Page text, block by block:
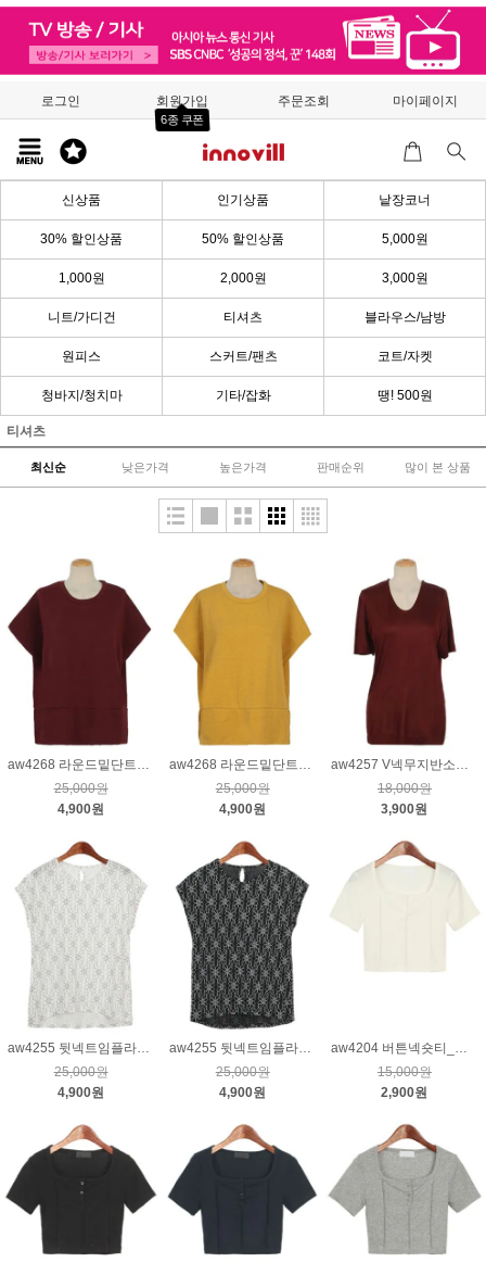
로그인 회원가입
6종 쿠폰
주문조회 마이페이지
신상품 인기상품 낱장코너
30% 할인상품 50% 할인상품 5,000원
1,000원 2,000원 3,000원
니트/가디건 티셔츠 블라우스/남방
원피스 스커트/팬츠 코트/자켓
청바지/청치마 기타/잡화 땡! 500원
티셔츠
최신순 낮은가격 높은가격 판매순위 많이 본 상품
aw4268 라운드밑단트임오버핏티_와인
25,000원
4,900원
aw4268 라운드밑단트임오버핏티_겨자
25,000원
4,900원
aw4257 V넥무지반소매티_와인
18,000원
3,900원
25,000원
4,900원
25,000원
4,900원
15,000원
2,900원